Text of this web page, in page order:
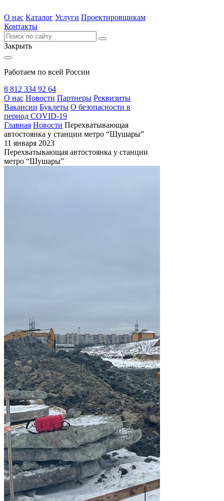
О нас Каталог Услуги Проектировщикам
Контакты
Закрыть
Работаем по всей России
8 812 334 92 64
О нас Новости Партнеры Реквизиты
Вакансии Буклеты О безопасности в
период COVID-19
Главная Новости Перехватывающая
автостоянка у станции метро “Шушары”
11 января 2023
Перехватывающая автостоянка у станции
метро “Шушары”